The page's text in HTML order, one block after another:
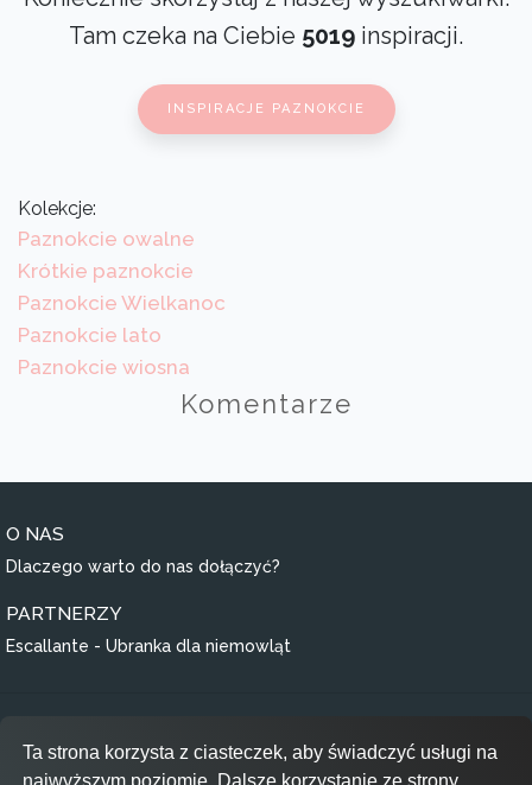
Tam czeka na Ciebie 5019 inspiracji.
INSPIRACJE PAZNOKCIE
Kolekcje:
Paznokcie owalne
Krótkie paznokcie
Paznokcie Wielkanoc
Paznokcie lato
Paznokcie wiosna
Komentarze
O NAS
Dlaczego warto do nas dołączyć?
PARTNERZY
Escallante - Ubranka dla niemowląt
Polityka prywatności
Ta strona korzysta z ciasteczek, aby świadczyć usługi na